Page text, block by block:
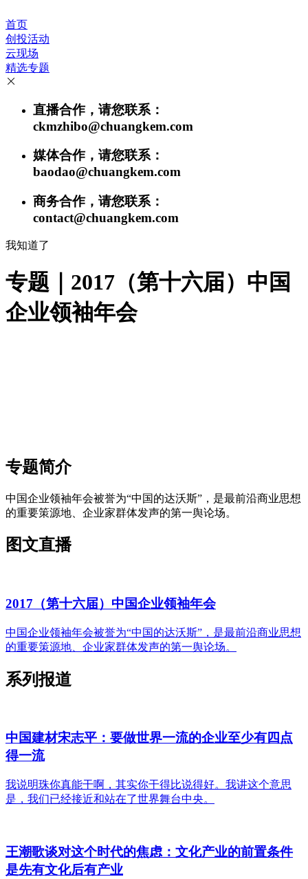
首页
创投活动
云现场
精选专题
直播合作，请您联系：
ckmzhibo@chuangkem.com
媒体合作，请您联系：
baodao@chuangkem.com
商务合作，请您联系：
contact@chuangkem.com
我知道了
专题｜2017（第十六届）中国
企业领袖年会
专题简介
中国企业领袖年会被誉为“中国的达沃斯”，是最前沿商业思想
的重要策源地、企业家群体发声的第一舆论场。
图文直播
2017（第十六届）中国企业领袖年会
中国企业领袖年会被誉为“中国的达沃斯”，是最前沿商业思想
的重要策源地、企业家群体发声的第一舆论场。
系列报道
中国建材宋志平：要做世界一流的企业至少有四点
得一流
我说明珠你真能干啊，其实你干得比说得好。我讲这个意思
是，我们已经接近和站在了世界舞台中央。
王潮歌谈对这个时代的焦虑：文化产业的前置条件
是先有文化后有产业